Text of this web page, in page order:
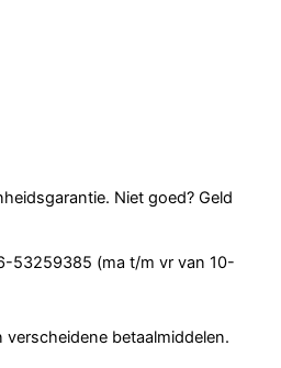
Niet goed? Geld
53259385 (ma t/m vr van 10-
verscheidene betaalmiddelen.